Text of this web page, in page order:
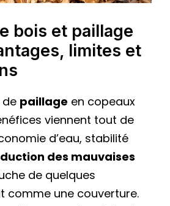
bois et paillage
limites et
de paillage en copeaux
viennent tout de
d’eau, stabilité
des mauvaises
de quelques
comme une couverture.